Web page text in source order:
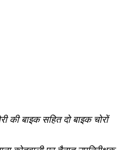
की बाइक सहित दो बाइक चोरों